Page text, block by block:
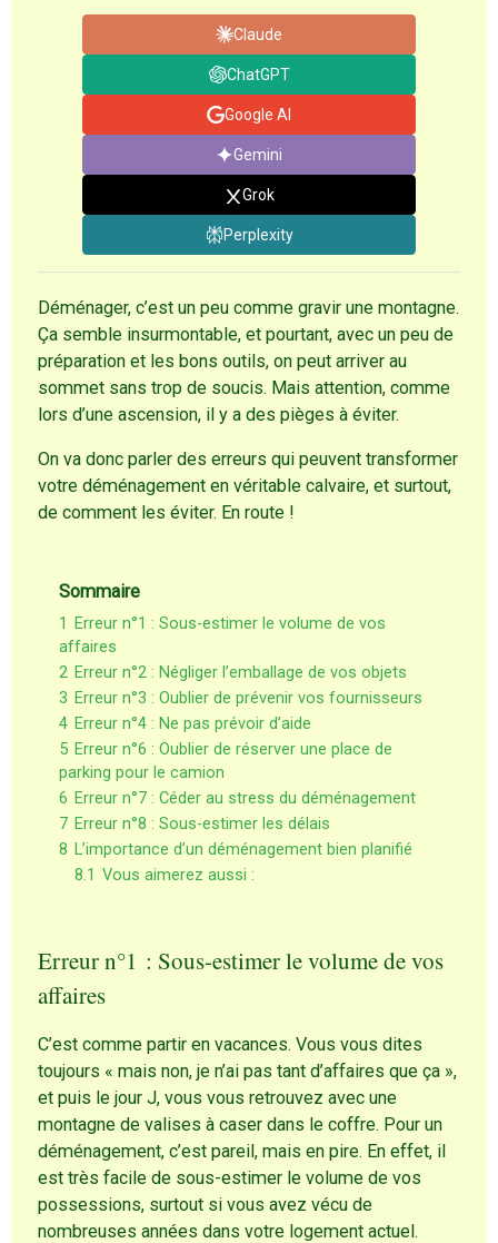
Claude
ChatGPT
Google AI
Gemini
Grok
Perplexity
Déménager, c’est un peu comme gravir une montagne.
Ça semble insurmontable, et pourtant, avec un peu de
préparation et les bons outils, on peut arriver au
sommet sans trop de soucis. Mais attention, comme
lors d’une ascension, il y a des pièges à éviter.
On va donc parler des erreurs qui peuvent transformer
votre déménagement en véritable calvaire, et surtout,
de comment les éviter. En route !
Sommaire
1
Erreur n°1 : Sous-estimer le volume de vos
affaires
2 Erreur n°2 : Négliger l’emballage de vos objets
3 Erreur n°3 : Oublier de prévenir vos fournisseurs
4 Erreur n°4 : Ne pas prévoir d’aide
5 Erreur n°6 : Oublier de réserver une place de
parking pour le camion
6 Erreur n°7 : Céder au stress du déménagement
7 Erreur n°8 : Sous-estimer les délais
8 L’importance d’un déménagement bien planifié
8.1 Vous aimerez aussi :
Erreur n°1 : Sous-estimer le volume de vos
affaires
C’est comme partir en vacances. Vous vous dites
toujours « mais non, je n’ai pas tant d’affaires que ça »,
et puis le jour J, vous vous retrouvez avec une
montagne de valises à caser dans le coffre. Pour un
déménagement, c’est pareil, mais en pire. En effet, il
est très facile de sous-estimer le volume de vos
possessions, surtout si vous avez vécu de
nombreuses années dans votre logement actuel.